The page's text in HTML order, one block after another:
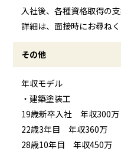
入社後、各種資格取得の支
詳細は、面接時にお尋ねく
その他
年収モデル
・建築塗装工
19歳新卒入社 年収300万
22歳3年目 年収360万
28歳10年目 年収450万